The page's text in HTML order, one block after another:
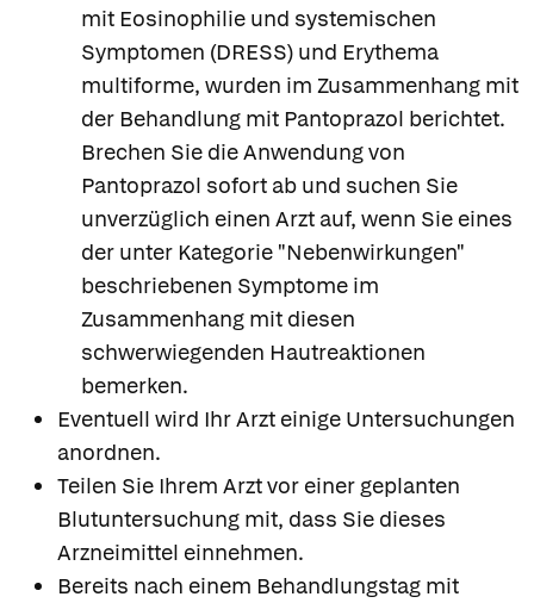
mit Eosinophilie und systemischen
Symptomen (DRESS) und Erythema
multiforme, wurden im Zusammenhang mit
der Behandlung mit Pantoprazol berichtet.
Brechen Sie die Anwendung von
Pantoprazol sofort ab und suchen Sie
unverzüglich einen Arzt auf, wenn Sie eines
der unter Kategorie "Nebenwirkungen"
beschriebenen Symptome im
Zusammenhang mit diesen
schwerwiegenden Hautreaktionen
bemerken.
Eventuell wird Ihr Arzt einige Untersuchungen
anordnen.
Teilen Sie Ihrem Arzt vor einer geplanten
Blutuntersuchung mit, dass Sie dieses
Arzneimittel einnehmen.
Bereits nach einem Behandlungstag mit